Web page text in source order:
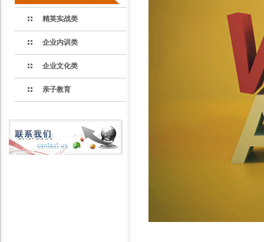
精英实战类
企业内训类
企业文化类
亲子教育